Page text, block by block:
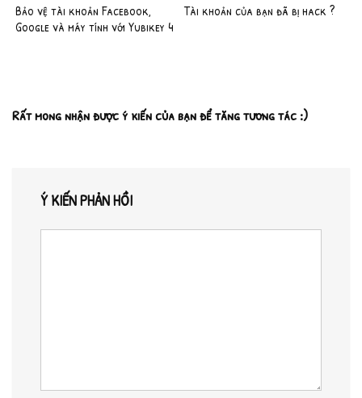
Bảo vệ tài khoản Facebook,
Google và máy tính với Yubikey 4
Tài khoản của bạn đã bị hack ?
Rất mong nhận được ý kiến của bạn để tăng tương tác :)
Ý KIẾN PHẢN HỒI